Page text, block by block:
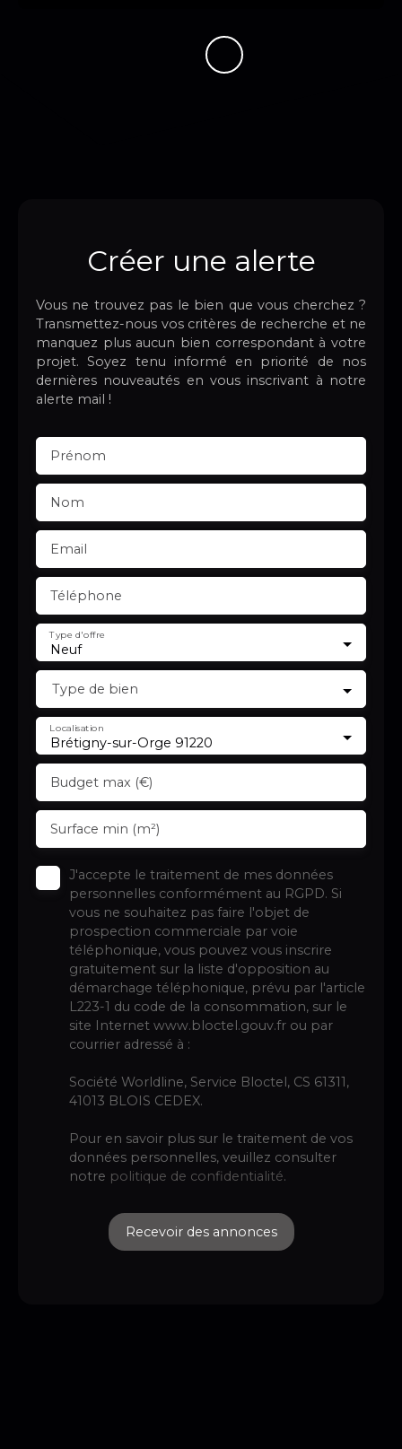
Créer une alerte
Vous ne trouvez pas le bien que vous cherchez ?
Transmettez-nous vos critères de recherche et ne
manquez plus aucun bien correspondant à votre
projet. Soyez tenu informé en priorité de nos
dernières nouveautés en vous inscrivant à notre
alerte mail !
Prénom
Nom
Email
Téléphone
Neuf
Type d'offre
Type de bien
Brétigny-sur-Orge 91220
Localisation
Budget max (€)
Surface min (m²)
J'accepte le traitement de mes données
personnelles conformément au RGPD. Si
vous ne souhaitez pas faire l'objet de
prospection commerciale par voie
téléphonique, vous pouvez vous inscrire
gratuitement sur la liste d'opposition au
démarchage téléphonique, prévu par l'article
L223-1 du code de la consommation, sur le
site Internet www.bloctel.gouv.fr ou par
courrier adressé à :
Société Worldline, Service Bloctel, CS 61311,
41013 BLOIS CEDEX.
Pour en savoir plus sur le traitement de vos
données personnelles, veuillez consulter
notre politique de confidentialité.
Recevoir des annonces